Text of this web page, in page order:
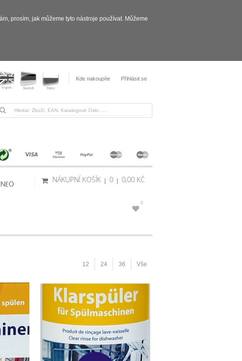
prosím, jak můžeme tyto nástroje používat. Můžeme
Kde nakoupíte Přihlásit se
NÁKUPNÍ KOŠÍK 0 0,00 KČ
0
12 24 36 Vše